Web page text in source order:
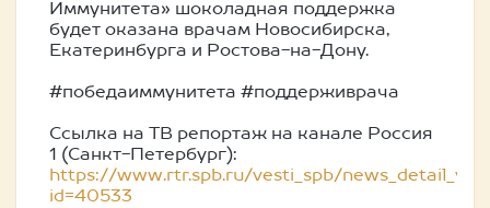
Иммунитета» шоколадная поддержка
будет оказана врачам Новосибирска,
Екатеринбурга и Ростова-на-Дону.
#победаиммунитета #поддерживрача
Ссылка на ТВ репортаж на канале Россия
1 (Санкт-Петербург):
https://www.rtr.spb.ru/vesti_spb/
id=40533